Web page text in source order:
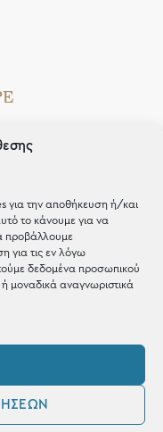
για την αποθήκευση ή/και
το κάνουμε για να
προβάλλουμε
για τις εν λόγω
δεδομένα προσωπικού
μοναδικά αναγνωριστικά
0